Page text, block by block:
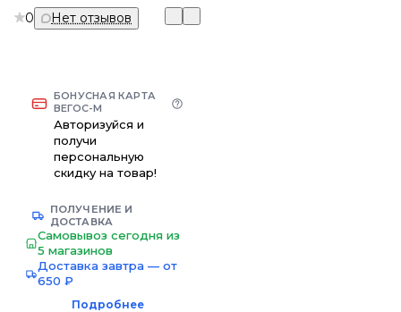
0 Нет отзывов
БОНУСНАЯ КАРТА
ВЕГОС-М
Авторизуйся и
получи
персональную
скидку на товар!
ПОЛУЧЕНИЕ И
ДОСТАВКА
Самовывоз сегодня из
5 магазинов
Доставка завтра — от
650 ₽
Подробнее